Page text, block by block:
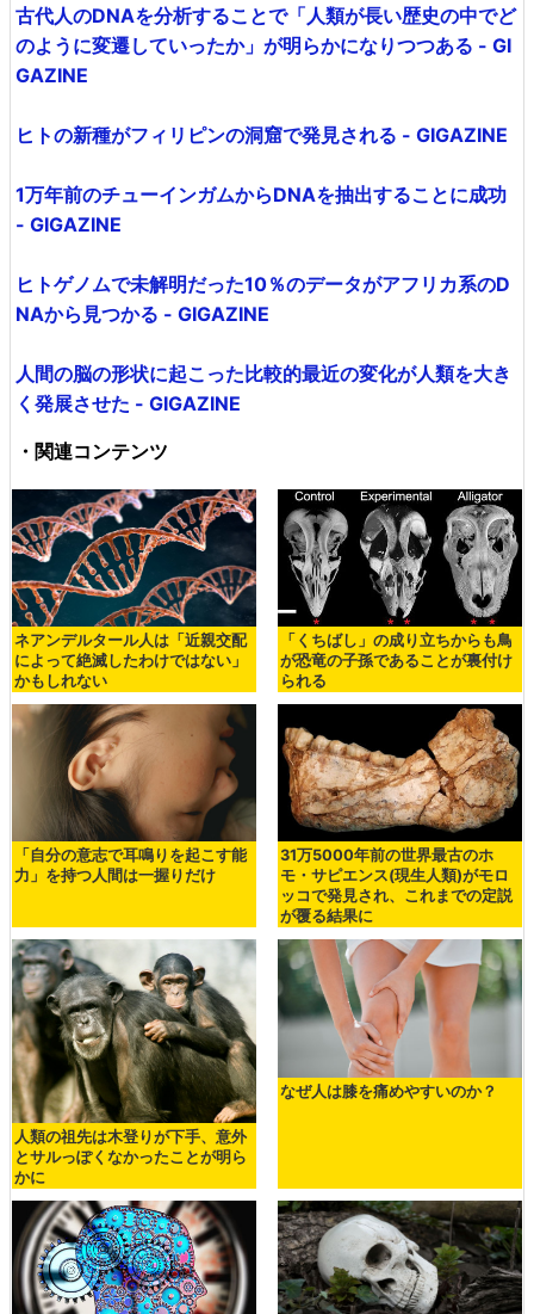
古代人のDNAを分析することで「人類が長い歴史の中でど
のように変遷していったか」が明らかになりつつある - GI
GAZINE
ヒトの新種がフィリピンの洞窟で発見される - GIGAZINE
1万年前のチューインガムからDNAを抽出することに成功
- GIGAZINE
ヒトゲノムで未解明だった10％のデータがアフリカ系のD
NAから見つかる - GIGAZINE
人間の脳の形状に起こった比較的最近の変化が人類を大き
く発展させた - GIGAZINE
・関連コンテンツ
ネアンデルタール人は「近親交配
によって絶滅したわけではない」
かもしれない
「くちばし」の成り立ちからも鳥
が恐竜の子孫であることが裏付け
られる
「自分の意志で耳鳴りを起こす能
力」を持つ人間は一握りだけ
31万5000年前の世界最古のホ
モ・サピエンス(現生人類)がモロ
ッコで発見され、これまでの定説
が覆る結果に
人類の祖先は木登りが下手、意外
とサルっぽくなかったことが明ら
かに
なぜ人は膝を痛めやすいのか？